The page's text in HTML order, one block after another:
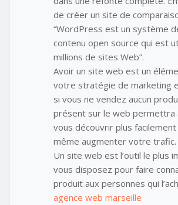
de créer un site de
“WordPress est un système
contenu open source qui est
millions de sites Web”.
Avoir un site web est un
votre stratégie de marketing
si vous ne vendez aucun
présent sur le web permettra
vous découvrir plus
même augmenter votre trafic.
Un site web est l’outil le plus
vous disposez pour faire
produit aux personnes qui
agence web marseille